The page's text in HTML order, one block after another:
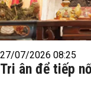
27/07/2026 08:25
Tri ân để tiếp